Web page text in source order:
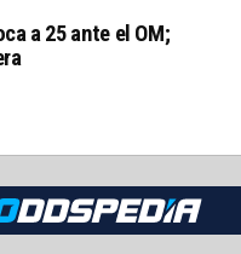
a 25 ante el OM;